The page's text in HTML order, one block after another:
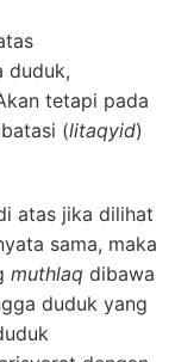
duduk,
tetapi pada
(litaqyid)
atas jika dilihat
sama, maka
muthlaq dibawa
duduk yang